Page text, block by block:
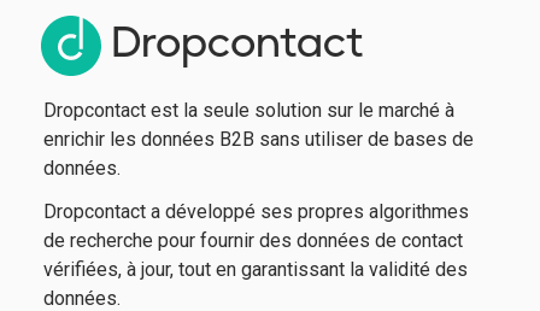
Dropcontact
Dropcontact est la seule solution sur le marché à
enrichir les données B2B sans utiliser de bases de
données.
Dropcontact a développé ses propres algorithmes
de recherche pour fournir des données de contact
vérifiées, à jour, tout en garantissant la validité des
données.